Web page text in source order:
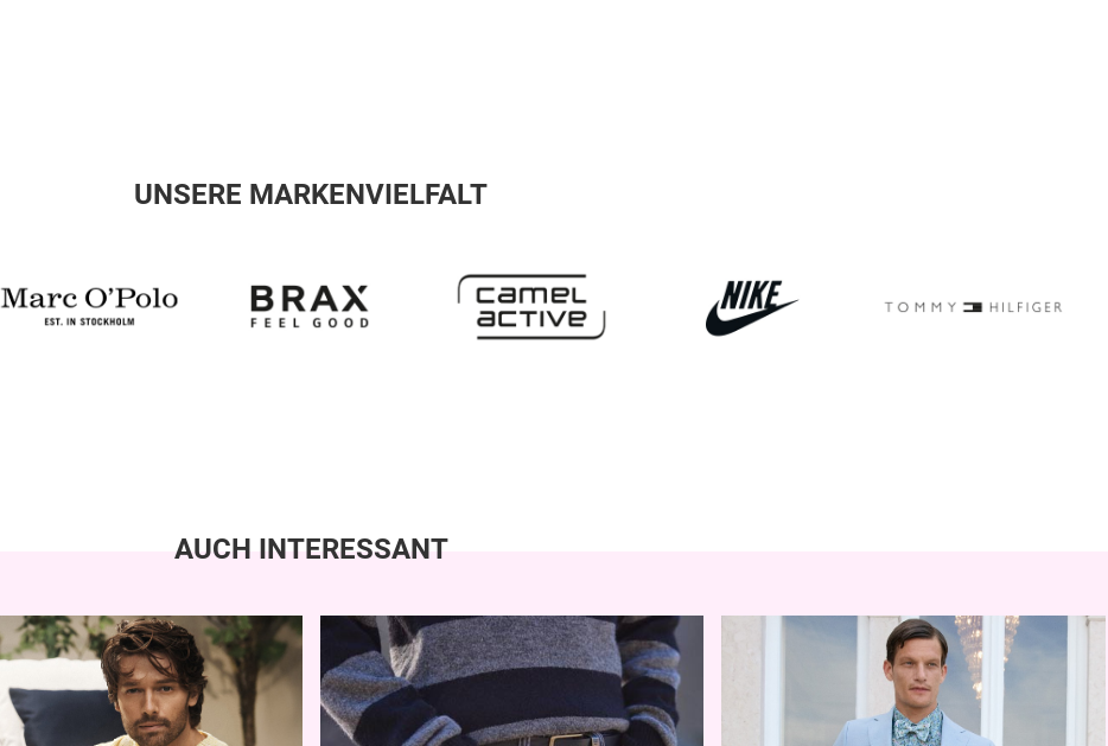
UNSERE MARKENVIELFALT
AUCH INTERESSANT